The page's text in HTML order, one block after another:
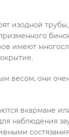
изодной трубы,
имеют
весом, они
вкармане
наблюдения